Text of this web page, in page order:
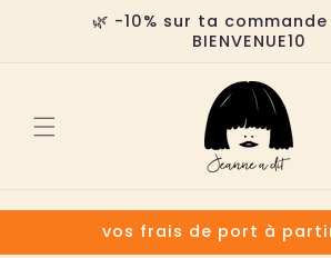
🌿 -10% sur ta commande
BIENVENUE10
vos frais de port à